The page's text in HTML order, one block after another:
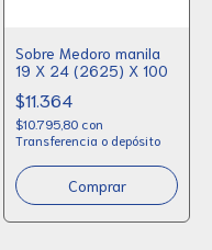
Sobre Medoro manila
19 X 24 (2625) X 100
$11.364
$10.795,80 con
Transferencia o depósito